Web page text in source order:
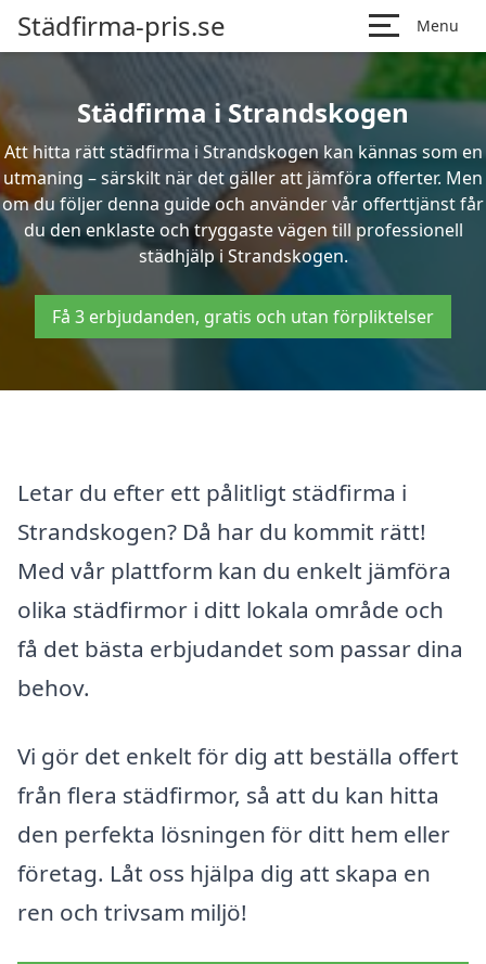
Städfirma-pris.se Menu
Städfirma i Strandskogen
Att hitta rätt städfirma i Strandskogen kan kännas som en
utmaning – särskilt när det gäller att jämföra offerter. Men
om du följer denna guide och använder vår offerttjänst får
du den enklaste och tryggaste vägen till professionell
städhjälp i Strandskogen.
Få 3 erbjudanden, gratis och utan förpliktelser
Letar du efter ett pålitligt städfirma i
Strandskogen? Då har du kommit rätt!
Med vår plattform kan du enkelt jämföra
olika städfirmor i ditt lokala område och
få det bästa erbjudandet som passar dina
behov.
Vi gör det enkelt för dig att beställa offert
från flera städfirmor, så att du kan hitta
den perfekta lösningen för ditt hem eller
företag. Låt oss hjälpa dig att skapa en
ren och trivsam miljö!